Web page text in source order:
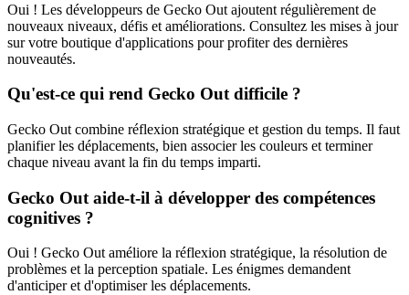
Oui ! Les développeurs de Gecko Out ajoutent régulièrement de
nouveaux niveaux, défis et améliorations. Consultez les mises à jour
sur votre boutique d'applications pour profiter des dernières
nouveautés.
Qu'est-ce qui rend Gecko Out difficile ?
Gecko Out combine réflexion stratégique et gestion du temps. Il faut
planifier les déplacements, bien associer les couleurs et terminer
chaque niveau avant la fin du temps imparti.
Gecko Out aide-t-il à développer des compétences
cognitives ?
Oui ! Gecko Out améliore la réflexion stratégique, la résolution de
problèmes et la perception spatiale. Les énigmes demandent
d'anticiper et d'optimiser les déplacements.